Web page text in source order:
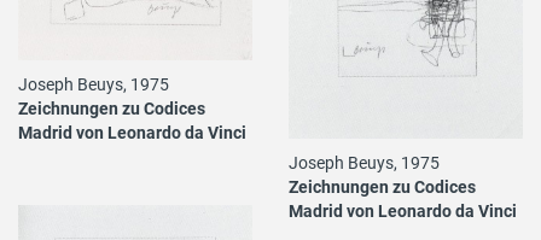
Joseph Beuys, 1975
Zeichnungen zu Codices
Madrid von Leonardo da Vinci
Joseph Beuys, 1975
Zeichnungen zu Codices
Madrid von Leonardo da Vinci